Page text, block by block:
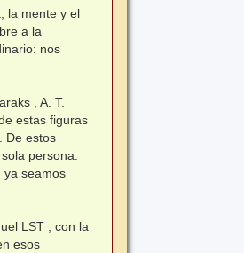
la mente y el
a la
nos
, A. T.
estas figuras
De estos
persona.
ya seamos
LST , con la
esos